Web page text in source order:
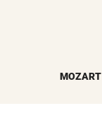
MOZART